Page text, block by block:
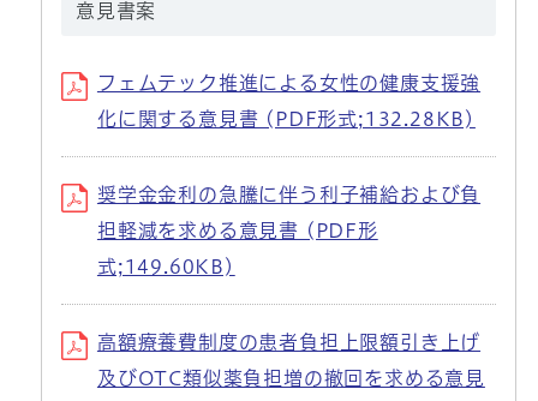
意見書案
フェムテック推進による女性の健康支援強
化に関する意見書 (PDF形式;132.28KB)
奨学金金利の急騰に伴う利子補給および負
担軽減を求める意見書 (PDF形
式;149.60KB)
高額療養費制度の患者負担上限額引き上げ
及びOTC類似薬負担増の撤回を求める意見